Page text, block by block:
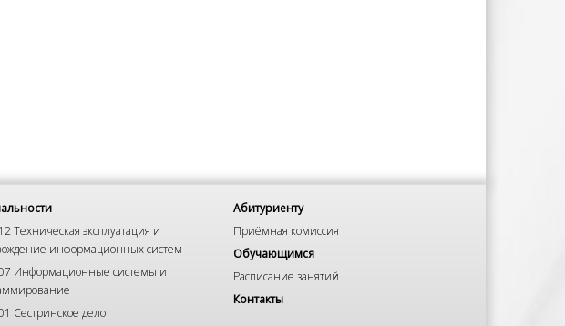
Техническая эксплуатация и
информационных систем
Информационные системы и
Сестринское дело
Абитуриенту
Приёмная комиссия
Обучающимся
Расписание занятий
Контакты